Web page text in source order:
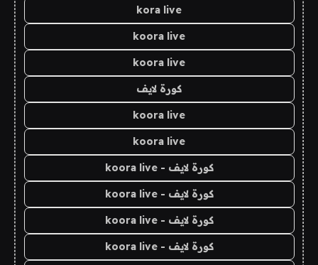
kora live
koora live
koora live
كورة لايف
koora live
koora live
كورة لايف - koora live
كورة لايف - koora live
كورة لايف - koora live
كورة لايف - koora live